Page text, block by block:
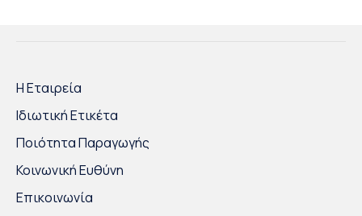
Η Εταιρεία
Ιδιωτική Ετικέτα
Ποιότητα Παραγωγής
Κοινωνική Ευθύνη
Επικοινωνία